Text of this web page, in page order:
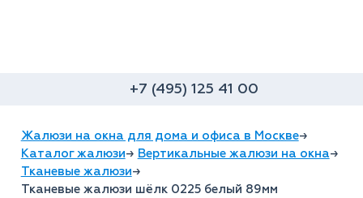
+7 (495) 125 41 00
Жалюзи на окна для дома и офиса в Москве→
Каталог жалюзи→ Вертикальные жалюзи на окна→
Тканевые жалюзи→
Тканевые жалюзи шёлк 0225 белый 89мм